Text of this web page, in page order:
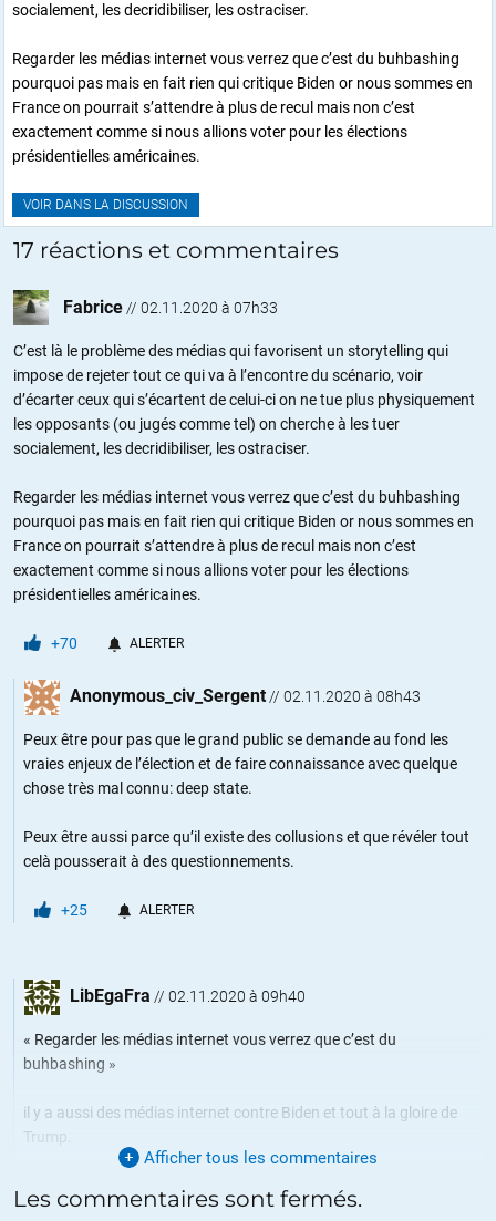
socialement, les decridibiliser, les ostraciser.
Regarder les médias internet vous verrez que c’est du buhbashing
pourquoi pas mais en fait rien qui critique Biden or nous sommes en
France on pourrait s’attendre à plus de recul mais non c’est
exactement comme si nous allions voter pour les élections
présidentielles américaines.
VOIR DANS LA DISCUSSION
17 réactions et commentaires
Fabrice // 02.11.2020 à 07h33
C’est là le problème des médias qui favorisent un storytelling qui
impose de rejeter tout ce qui va à l’encontre du scénario, voir
d’écarter ceux qui s’écartent de celui-ci on ne tue plus physiquement
les opposants (ou jugés comme tel) on cherche à les tuer
socialement, les decridibiliser, les ostraciser.
Regarder les médias internet vous verrez que c’est du buhbashing
pourquoi pas mais en fait rien qui critique Biden or nous sommes en
France on pourrait s’attendre à plus de recul mais non c’est
exactement comme si nous allions voter pour les élections
présidentielles américaines.
+70 ALERTER
Anonymous_civ_Sergent // 02.11.2020 à 08h43
Peux être pour pas que le grand public se demande au fond les
vraies enjeux de l’élection et de faire connaissance avec quelque
chose très mal connu: deep state.
Peux être aussi parce qu’il existe des collusions et que révéler tout
celà pousserait à des questionnements.
+25 ALERTER
LibEgaFra // 02.11.2020 à 09h40
« Regarder les médias internet vous verrez que c’est du
buhbashing »
il y a aussi des médias internet contre Biden et tout à la gloire de
Trump.
Afficher tous les commentaires
Les commentaires sont fermés.